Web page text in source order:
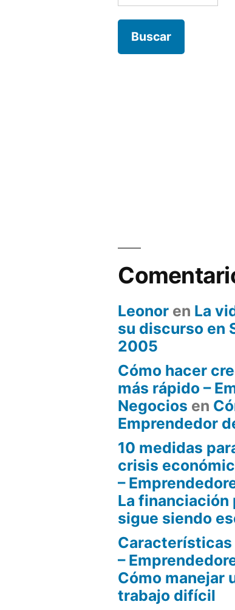
Leonor en La
su discurso en
2005
Cómo hacer
más rápido –
Negocios en
Emprendedor
10 medidas
crisis
–
La financiación
sigue siendo
–
Cómo manejar
trabajo difícil